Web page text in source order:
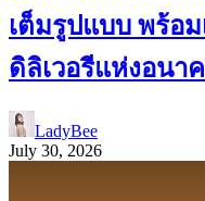
เต็มรูปแบบ พร้อ
ดิลิเวอรีแห่งอนา
LadyBee
July 30, 2026